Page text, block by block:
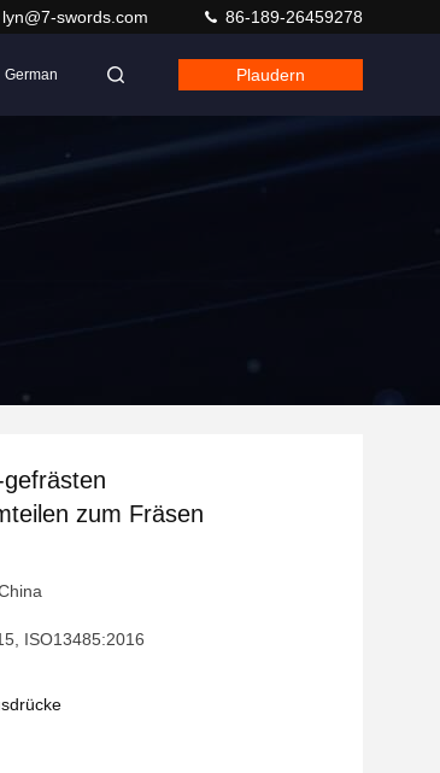
lyn@7-swords.com 86-189-26459278
German Plaudern
zum Fräsen
ISO13485:2016